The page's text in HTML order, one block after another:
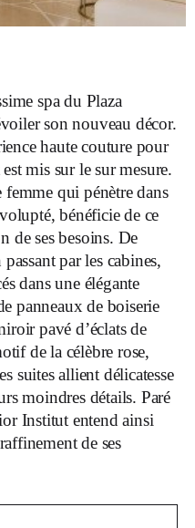
spa du Plaza
son nouveau décor.
haute couture pour
mis sur le sur mesure.
qui pénètre dans
bénéficie de ce
de ses besoins. De
par les cabines,
dans une élégante
panneaux de boiserie
pavé d’éclats de
de la célèbre rose,
suites allient délicatesse
moindres détails. Paré
Institut entend ainsi
de ses